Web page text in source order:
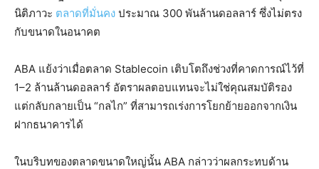
นิติภาวะ ตลาดที่มั่นคง ประมาณ 300 พันล้านดอลลาร์ ซึ่งไม่ตรง
กับขนาดในอนาคต
ABA แย้งว่าเมื่อตลาด Stablecoin เติบโตถึงช่วงที่คาดการณ์ไว้ที่
1–2 ล้านล้านดอลลาร์ อัตราผลตอบแทนจะไม่ใช่คุณสมบัติรอง
แต่กลับกลายเป็น “กลไก” ที่สามารถเร่งการโยกย้ายออกจากเงิน
ฝากธนาคารได้
ในบริบทของตลาดขนาดใหญ่นั้น ABA กล่าวว่าผลกระทบด้าน